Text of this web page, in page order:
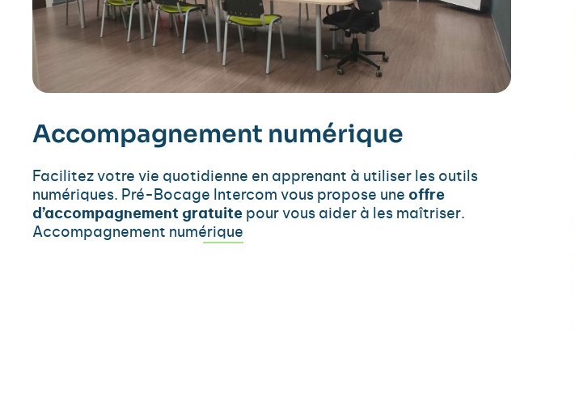
Accompagnement numérique
Facilitez votre vie quotidienne en apprenant à utiliser les outils
numériques. Pré-Bocage Intercom vous propose une offre
d’accompagnement gratuite pour vous aider à les maîtriser.
Accompagnement numérique